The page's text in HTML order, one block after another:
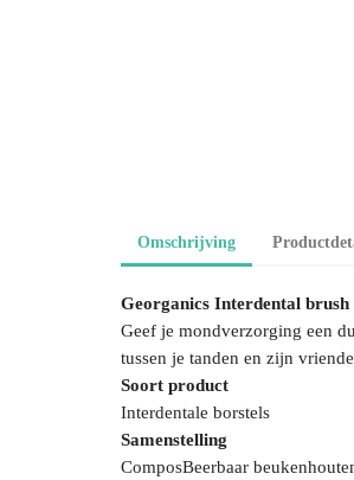
Omschrijving
Georganics Interdental brush
Geef je mondverzorging een
tussen je tanden en zijn
Soort product
Interdentale borstels
Samenstelling
ComposBeerbaar